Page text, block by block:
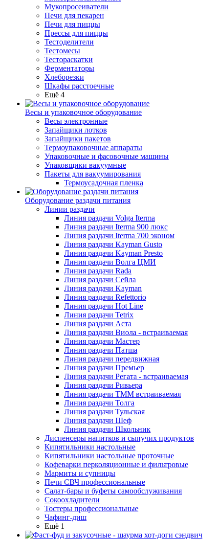
Мукопросеиватели
Печи для пекарен
Печи для пиццы
Прессы для пиццы
Тестоделители
Тестомесы
Тестораскатки
Ферментаторы
Хлеборезки
Шкафы расстоечные
Ещё 4
Весы и упаковочное оборудование
Весы электронные
Запайщики лотков
Запайщики пакетов
Термоупаковочные аппараты
Упаковочные и фасовочные машины
Упаковщики вакуумные
Пакеты для вакуумирования
Термоусадочная пленка
Оборудование раздачи питания
Линии раздачи
Линия раздачи Volga Iterma
Линия раздачи Iterma 900 люкс
Линия раздачи Iterma 700 эконом
Линия раздачи Kayman Gusto
Линия раздачи Kayman Presto
Линия раздачи Волга ЦМИ
Линия раздачи Rada
Линия раздачи Сейла
Линия раздачи Kayman
Линия раздачи Refettorio
Линия раздачи Hot Line
Линия раздачи Tetrix
Линия раздачи Аста
Линия раздачи Виола - встраиваемая
Линия раздачи Мастер
Линия раздачи Патша
Линия раздачи передвижная
Линия раздачи Премьер
Линия раздачи Регата - встраиваемая
Линия раздачи Ривьера
Линия раздачи ТММ встраиваемая
Линия раздачи Толга
Линия раздачи Тульская
Линия раздачи Шеф
Линия раздачи Школьник
Диспенсеры напитков и сыпучих продуктов
Кипятильники настольные
Кипятильники настольные проточные
Кофеварки перколяционные и фильтровые
Мармиты и супницы
Печи СВЧ профессиональные
Салат-бары и буфеты самообслуживания
Сокоохладители
Тостеры профессиональные
Чафинг-диш
Ещё 1